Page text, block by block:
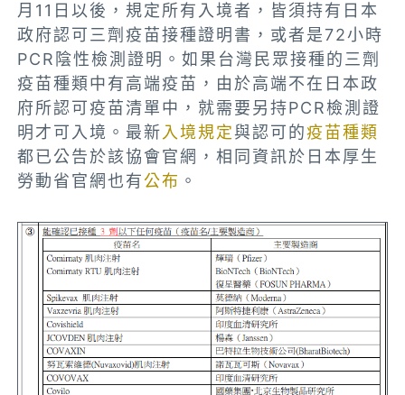
月11日以後，規定所有入境者，皆須持有日本
政府認可三劑疫苗接種證明書，或者是72小時
PCR陰性檢測證明。如果台灣民眾接種的三劑
疫苗種類中有高端疫苗，由於高端不在日本政
府所認可疫苗清單中，就需要另持PCR檢測證
明才可入境。最新 入境規定與認可的疫苗種類
都已公告於該協會官網，相同資訊於日本厚生
勞動省官網也有公布 。